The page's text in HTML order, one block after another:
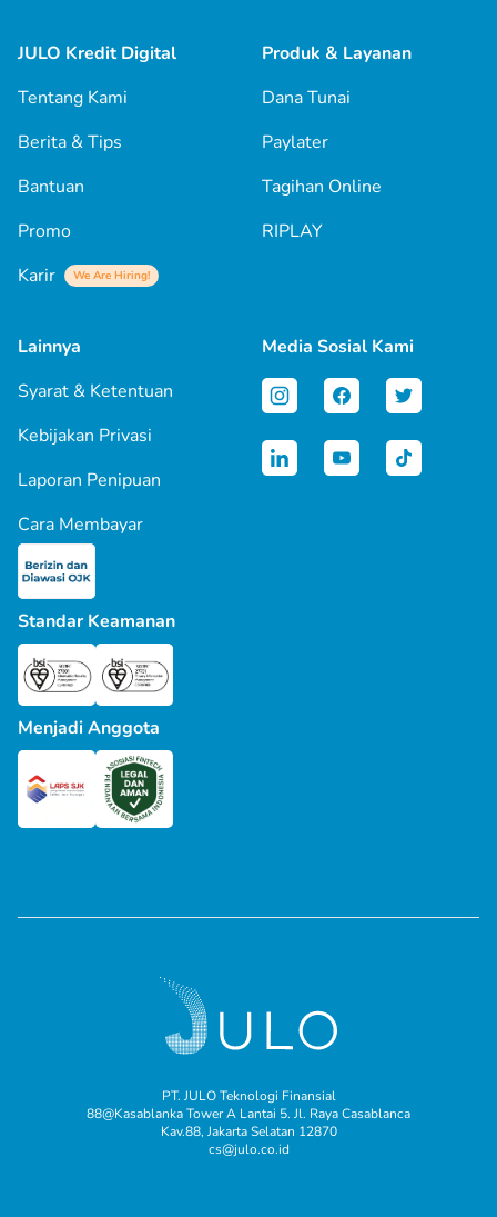
JULO Kredit Digital
Tentang Kami
Berita & Tips
Bantuan
Promo
Karir
We Are Hiring!
Produk & Layanan
Dana Tunai
Paylater
Tagihan Online
RIPLAY
Lainnya
Syarat & Ketentuan
Kebijakan Privasi
Laporan Penipuan
Cara Membayar
Media Sosial Kami
Standar Keamanan
Menjadi Anggota
PT. JULO Teknologi Finansial
88@Kasablanka Tower A Lantai 5. Jl. Raya Casablanca
Kav.88, Jakarta Selatan 12870
cs@julo.co.id